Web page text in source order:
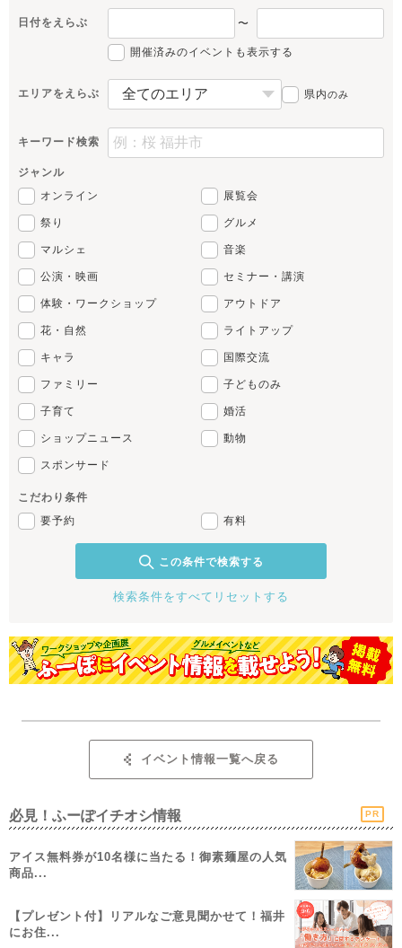
日付をえらぶ 〜
開催済みのイベントも表示する
エリアをえらぶ 県内のみ
キーワード検索
ジャンル
オンライン
展覧会
祭り グルメ
マルシェ 音楽
公演・映画 セミナー・講演
体験・ワークショップ アウトドア
花・自然 ライトアップ
キャラ 国際交流
ファミリー 子どものみ
子育て 婚活
ショップニュース 動物
スポンサード
こだわり条件
要予約
有料
この条件で検索する
検索条件をすべてリセットする
イベント情報一覧へ戻る
必見！ふーぽイチオシ情報 PR
アイス無料券が10名様に当たる！御素麺屋の人気
商品...
【プレゼント付】リアルなご意見聞かせて！福井
にお住...